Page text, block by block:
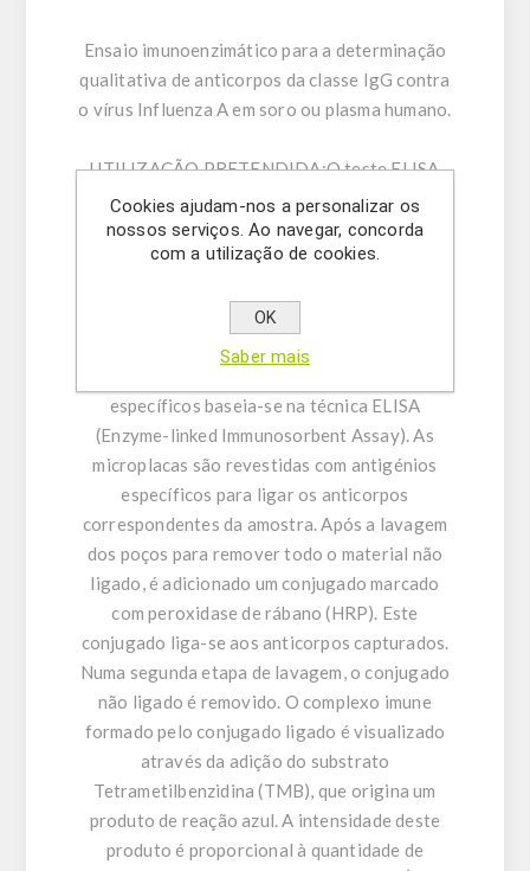
Ensaio imunoenzimático para a determinação
qualitativa de anticorpos da classe IgG contra
o vírus Influenza A em soro ou plasma humano.
UTILIZAÇÃO PRETENDIDA:O teste ELISA
Influenza Virus A IgG destina-se à
determinação qualitativa de anticorpos da
classe IgG contra o vírus Influenza A em soro
INFORMAÇÃO GERAL:A determinação
específicos baseia-se na técnica ELISA
(Enzyme-linked Immunosorbent Assay). As
microplacas são revestidas com antigénios
específicos para ligar os anticorpos
correspondentes da amostra. Após a lavagem
dos poços para remover todo o material não
ligado, é adicionado um conjugado marcado
com peroxidase de rábano (HRP). Este
conjugado liga-se aos anticorpos capturados.
Numa segunda etapa de lavagem, o conjugado
não ligado é removido. O complexo imune
formado pelo conjugado ligado é visualizado
através da adição do substrato
Tetrametilbenzidina (TMB), que origina um
produto de reação azul. A intensidade deste
produto é proporcional à quantidade de
Cookies ajudam-nos a personalizar os
nossos serviços. Ao navegar, concorda
com a utilização de cookies.
OK
Saber mais